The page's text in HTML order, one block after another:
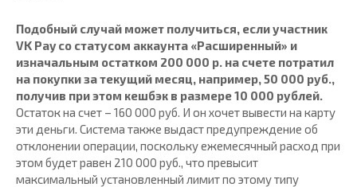
Подобный случай может получиться, если участник
VK Pay со статусом аккаунта «Расширенный» и
изначальным остатком 200 000 р. на счете потратил
на покупки за текущий месяц, например, 50 000 руб.,
получив при этом кешбэк в размере 10 000 рублей.
Остаток на счет – 160 000 руб. И он хочет вывести на карту
эти деньги. Система также выдаст предупреждение об
отклонении операции, поскольку ежемесячный расход при
этом будет равен 210 000 руб., что превысит
максимальный установленный лимит по этому типу